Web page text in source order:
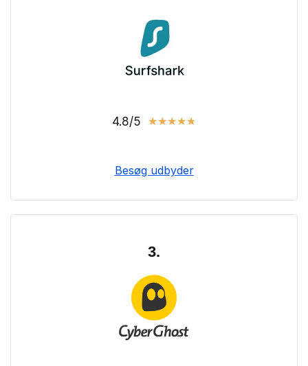
4.8/5 ★★★★★
Besøg udbyder
3.